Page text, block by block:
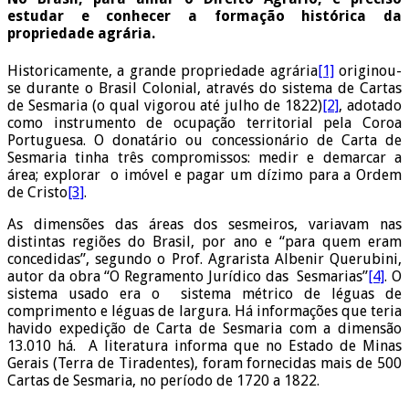
estudar e conhecer a formação histórica da
propriedade agrária.
Historicamente, a grande propriedade agrária[1]originou-
se durante o Brasil Colonial, através do sistema de Cartas
de Sesmaria (o qual vigorou até julho de 1822)[2], adotado
como instrumento de ocupação territorial pela Coroa
Portuguesa. O donatário ou concessionário de Carta de
Sesmaria tinha três compromissos: medir e demarcar a
área; explorar o imóvel e pagar um dízimo para a Ordem
de Cristo[3].
As dimensões das áreas dos sesmeiros, variavam nas
distintas regiões do Brasil, por ano e “para quem eram
concedidas”, segundo o Prof. Agrarista Albenir Querubini,
autor da obra “O Regramento Jurídico das Sesmarias”[4]. O
sistema usado era o sistema métrico de léguas de
comprimento e léguas de largura. Há informações que teria
havido expedição de Carta de Sesmaria com a dimensão
13.010 há. A literatura informa que no Estado de Minas
Gerais (Terra de Tiradentes), foram fornecidas mais de 500
Cartas de Sesmaria, no período de 1720 a 1822.